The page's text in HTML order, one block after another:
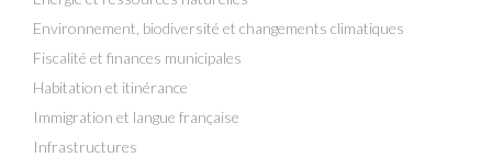
Environnement, biodiversité et changements climatiques
Fiscalité et finances municipales
Habitation et itinérance
Immigration et langue française
Infrastructures